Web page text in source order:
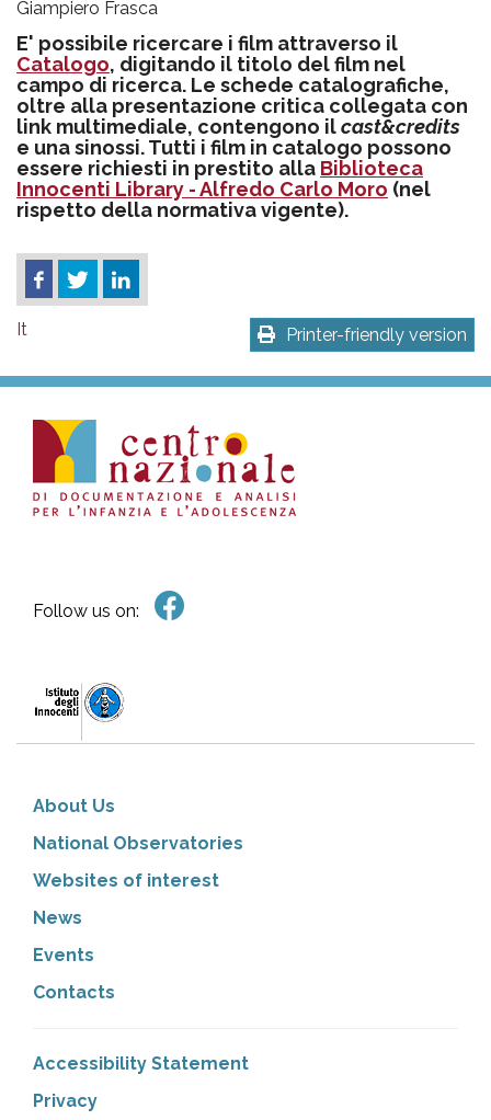
Giampiero Frasca
E' possibile ricercare i film attraverso il
Catalogo, digitando il titolo del film nel
campo di ricerca. Le schede catalografiche,
oltre alla presentazione critica collegata con
link multimediale, contengono ilcast&credits
e una sinossi. Tutti i film in catalogo possono
essere richiesti in prestito alla Biblioteca
Innocenti Library - Alfredo Carlo Moro (nel
rispetto della normativa vigente).
Printer-friendly version
It
Follow us on:
About Us
National Observatories
Websites of interest
News
Events
Contacts
Accessibility Statement
Privacy